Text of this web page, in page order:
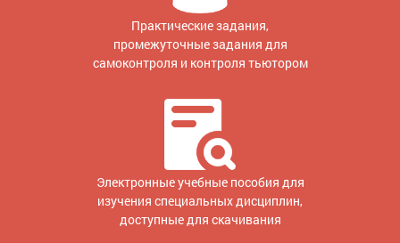
Практические задания,
промежуточные задания для
самоконтроля и контроля тьютором
Электронные учебные пособия для
изучения специальных дисциплин,
доступные для скачивания